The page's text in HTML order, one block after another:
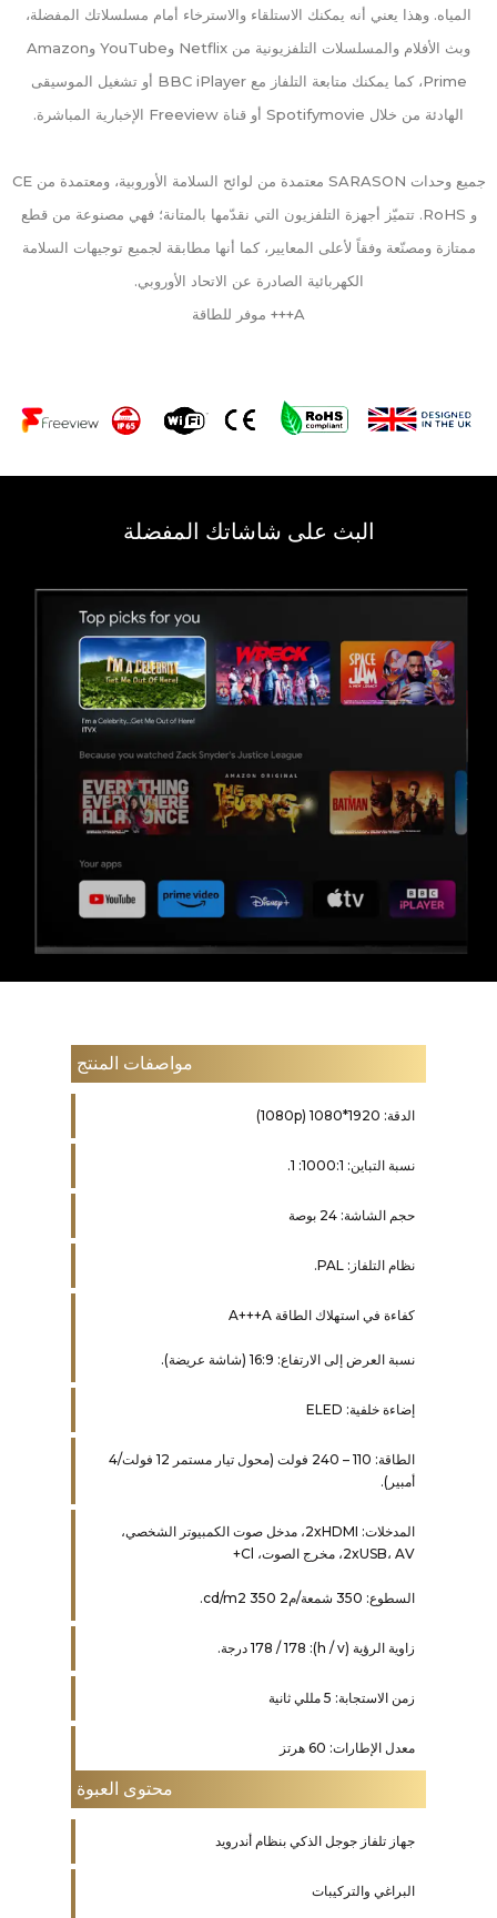
المياه. وهذا يعني أنه يمكنك الاستلقاء والاسترخاء أمام مسلسلاتك المفضلة،
وبث الأفلام والمسلسلات التلفزيونية من Netflix وYouTube وAmazon
Prime، كما يمكنك متابعة التلفاز مع BBC iPlayer أو تشغيل الموسيقى
الهادئة من خلال Spotifymovie أو قناة Freeview الإخبارية المباشرة.
جميع وحدات SARASON معتمدة من لوائح السلامة الأوروبية، ومعتمدة من CE
و RoHS. تتميّز أجهزة التلفزيون التي نقدّمها بالمتانة؛ فهي مصنوعة من قطع
ممتازة ومصنّعة وفقاً لأعلى المعايير، كما أنها مطابقة لجميع توجيهات السلامة
الكهربائية الصادرة عن الاتحاد الأوروبي.
A+++ موفر للطاقة
البث على شاشاتك المفضلة
مواصفات المنتج
الدقة: 1920*1080 (1080p)
نسبة التباين: 1000:1: 1.
حجم الشاشة: 24 بوصة
نظام التلفاز: PAL.
كفاءة في استهلاك الطاقة A+++A
نسبة العرض إلى الارتفاع: 16:9 (شاشة عريضة).
إضاءة خلفية: ELED
الطاقة: 110 – 240 فولت (محول تيار مستمر 12 فولت/4
أمبير).
المدخلات: 2xHDMI، مدخل صوت الكمبيوتر الشخصي،
2xUSB، AV، مخرج الصوت، Cl+
السطوع: 350 شمعة/م2 350 cd/m2.
زاوية الرؤية (h / v): 178 / 178 درجة.
زمن الاستجابة: 5 مللي ثانية
معدل الإطارات: 60 هرتز
محتوى العبوة
جهاز تلفاز جوجل الذكي بنظام أندرويد
البراغي والتركيبات